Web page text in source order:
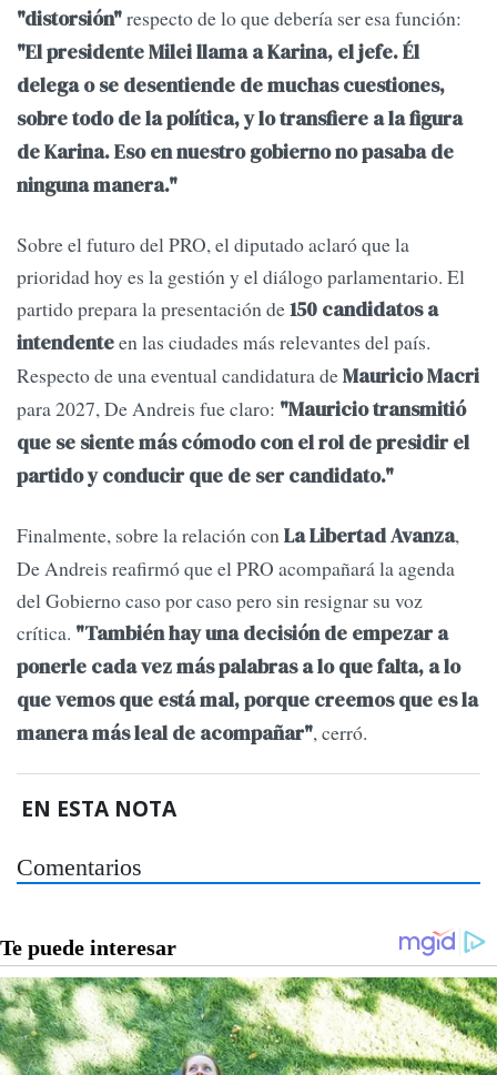
"distorsión"respecto de lo que debería ser esa función:
"El presidente Milei llama a Karina, el jefe. Él
delega o se desentiende de muchas cuestiones,
sobre todo de la política, y lo transfiere a la figura
de Karina. Eso en nuestro gobierno no pasaba de
ninguna manera."
Sobre el futuro del PRO, el diputado aclaró que la
prioridad hoy es la gestión y el diálogo parlamentario. El
partido prepara la presentación de150 candidatos a
intendenteen las ciudades más relevantes del país.
Respecto de una eventual candidatura deMauricio Macri
para 2027, De Andreis fue claro: "Mauricio transmitió
que se siente más cómodo con el rol de presidir el
partido y conducir que de ser candidato."
Finalmente, sobre la relación conLa Libertad Avanza,
De Andreis reafirmó que el PRO acompañará la agenda
del Gobierno caso por caso pero sin resignar su voz
crítica. "También hay una decisión de empezar a
ponerle cada vez más palabras a lo que falta, a lo
que vemos que está mal, porque creemos que es la
manera más leal de acompañar", cerró.
EN ESTA NOTA
Comentarios